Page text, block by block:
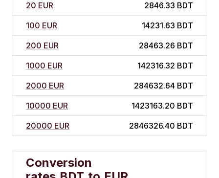
20 EUR 2846.33 BDT
100 EUR 14231.63 BDT
200 EUR 28463.26 BDT
1000 EUR 142316.32 BDT
2000 EUR 284632.64 BDT
10000 EUR 1423163.20 BDT
20000 EUR 2846326.40 BDT
Conversion